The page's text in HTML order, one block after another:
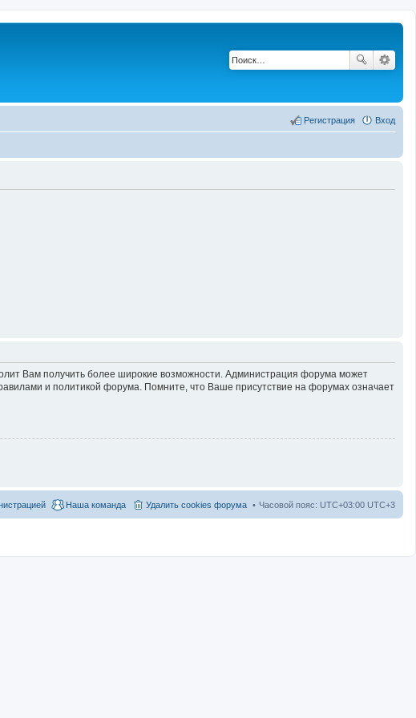
Вход
Регистрация
Вам получить более широкие возможности. Администрация форума может
и политикой форума. Помните, что Ваше присутствие на форумах означает
Часовой пояс: UTC+03:00 UTC+3
Удалить cookies форума
Наша команда